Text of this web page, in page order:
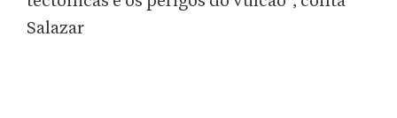
Salazar